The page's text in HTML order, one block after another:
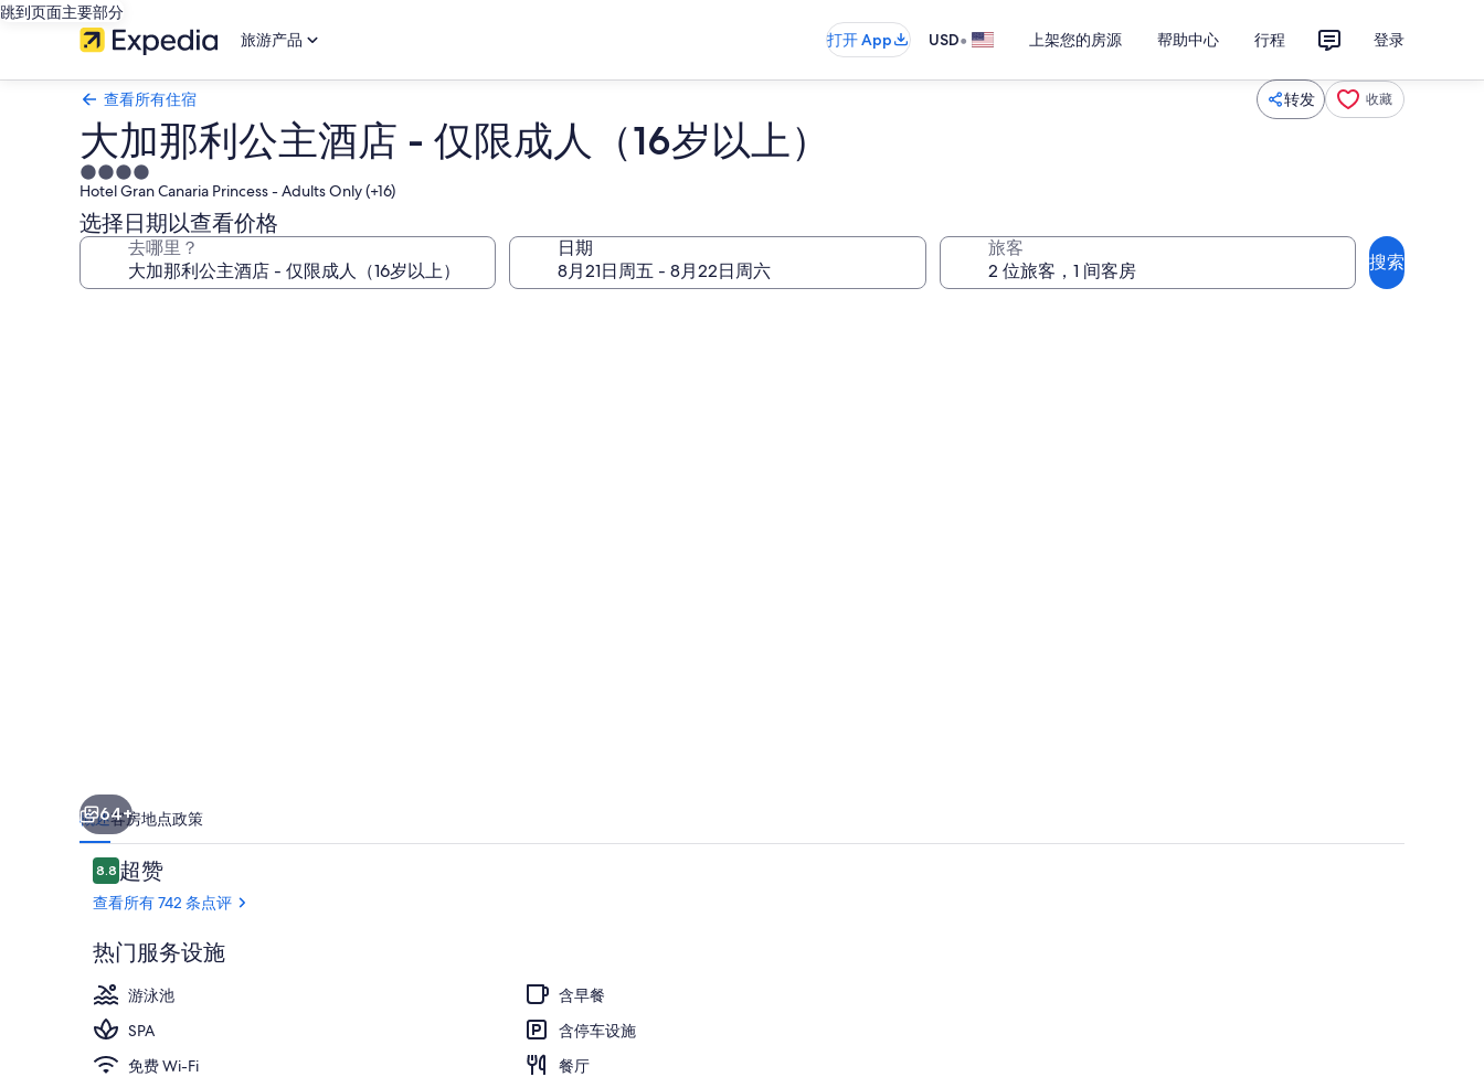
跳到页面主要部分
旅游产品
打开 App USD• 上架您的房源 帮助中心 行程 登录
查看所有住宿 转发 收藏
大加那利公主酒店 - 仅限成人（16岁以上）
4.0
星
住
宿
Hotel Gran Canaria Princess - Adults Only (+16)
选择日期以查看价格
去哪里？ 日期 旅客
搜索
岁
以
上）
的
照
片
库
64+
概述客房地点政策
点
评
8.88.8/10
超赞
查看所有 742 条点评
热门服务设施
游泳池
含早餐
SPA
含停车设施
免费 Wi-Fi
餐厅